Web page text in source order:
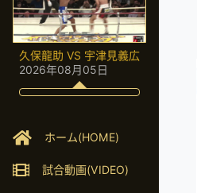
久保龍助 VS 宇津見義広
2026年08月05日
ホーム(HOME)
試合動画(VIDEO)